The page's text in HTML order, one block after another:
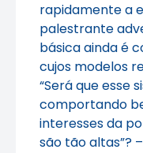
rapidamente a
palestrante
básica ainda é
cujos modelos
“Será que esse
comportando
interesses da
são tão altas”?